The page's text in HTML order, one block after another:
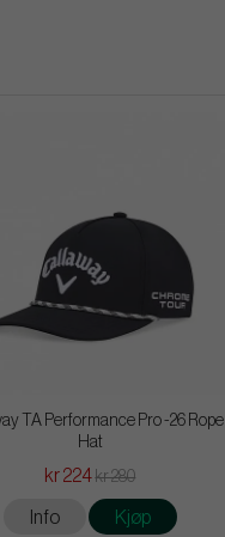
TA Performance Pro -26 Rope
Hat
kr 224kr 280
Info Kjøp